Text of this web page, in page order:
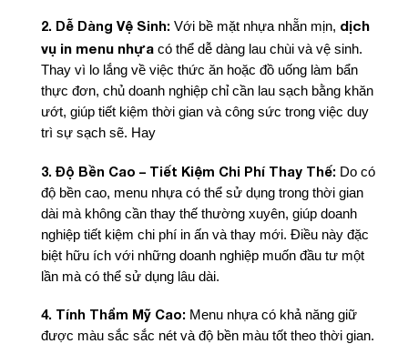
2. Dễ Dàng Vệ Sinh: Với bề mặt nhựa nhẵn mịn, dịch
vụ in menu nhựa có thể dễ dàng lau chùi và vệ sinh.
Thay vì lo lắng về việc thức ăn hoặc đồ uống làm bẩn
thực đơn, chủ doanh nghiệp chỉ cần lau sạch bằng khăn
ướt, giúp tiết kiệm thời gian và công sức trong việc duy
trì sự sạch sẽ. Hay
3. Độ Bền Cao – Tiết Kiệm Chi Phí Thay Thế: Do có
độ bền cao, menu nhựa có thể sử dụng trong thời gian
dài mà không cần thay thế thường xuyên, giúp doanh
nghiệp tiết kiệm chi phí in ấn và thay mới. Điều này đặc
biệt hữu ích với những doanh nghiệp muốn đầu tư một
lần mà có thể sử dụng lâu dài.
4. Tính Thẩm Mỹ Cao: Menu nhựa có khả năng giữ
được màu sắc sắc nét và độ bền màu tốt theo thời gian.